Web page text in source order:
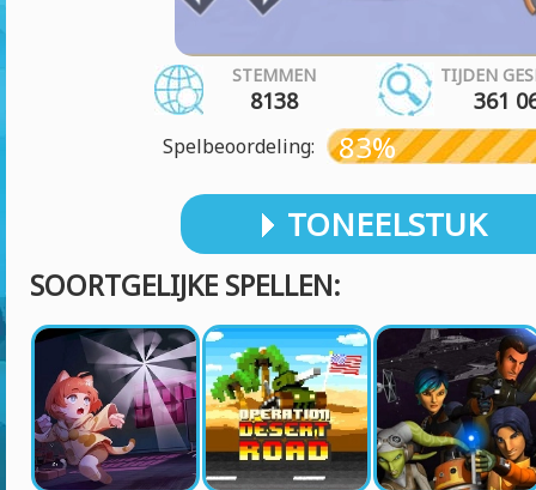
STEMMEN
8138
TIJDEN
361
Spelbeoordeling: 83%
TONEELSTUK
SOORTGELIJKE SPELLEN: